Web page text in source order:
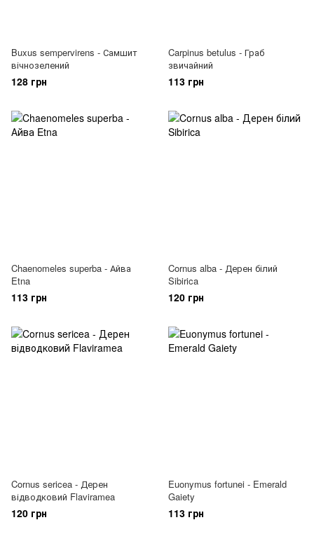
Buxus sempervirens - Самшит
вічнозелений
128 грн
Carpinus betulus - Граб
звичайний
113 грн
Chaenomeles superba - Айва
Etna
113 грн
Cornus alba - Дерен білий
Sibirica
120 грн
Cornus sericea - Дерен
відводковий Flaviramea
120 грн
Euonymus fortunei - Emerald
Gaiety
113 грн